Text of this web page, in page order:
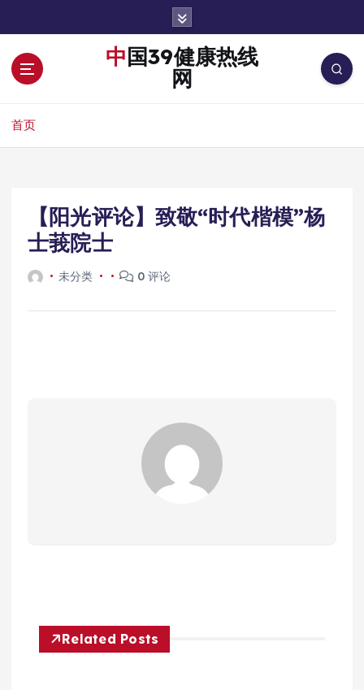
中国39健康热线
网
首页
【阳光评论】致敬“时代楷模”杨
士莪院士
未分类 0 评论
Related Posts